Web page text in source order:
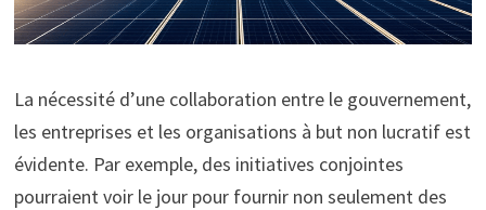
La nécessité d’une collaboration entre le gouvernement,
les entreprises et les organisations à but non lucratif est
évidente. Par exemple, des initiatives conjointes
pourraient voir le jour pour fournir non seulement des